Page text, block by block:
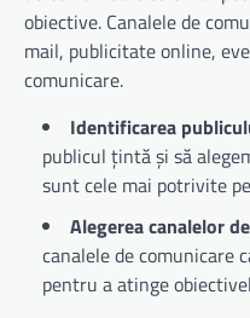
obiective. Canalele de
mail, publicitate online,
comunicare.
Identificarea
publicul țintă și să
sunt cele mai potrivite
Alegerea canalelor
canalele de comunicare
pentru a atinge